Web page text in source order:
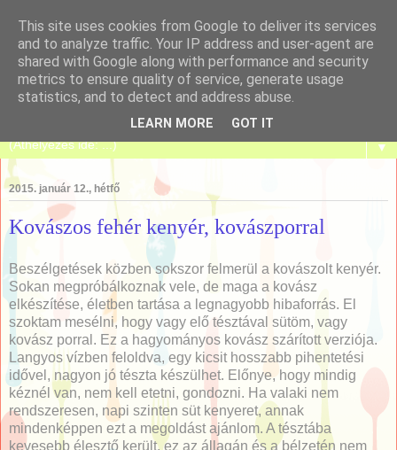
Tanulj meg sütni!
▼
2015. január 12., hétfő
Kovászos fehér kenyér, kovászporral
Beszélgetések közben sokszor felmerül a kovászolt kenyér.
Sokan megpróbálkoznak vele, de maga a kovász
elkészítése, életben tartása a legnagyobb hibaforrás. El
szoktam mesélni, hogy vagy elő tésztával sütöm, vagy
kovász porral. Ez a hagyományos kovász szárított verziója.
Langyos vízben feloldva, egy kicsit hosszabb pihentetési
idővel, nagyon jó tészta készülhet. Előnye, hogy mindig
kéznél van, nem kell etetni, gondozni. Ha valaki nem
rendszeresen, napi szinten süt kenyeret, annak
mindenképpen ezt a megoldást ajánlom. A tésztába
kevesebb élesztő került, ez az állagán és a bélzetén nem
This site uses cookies from Google to deliver its services
and to analyze traffic. Your IP address and user-agent are
shared with Google along with performance and security
metrics to ensure quality of service, generate usage
statistics, and to detect and address abuse.
LEARN MORE GOT IT